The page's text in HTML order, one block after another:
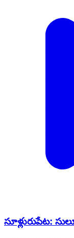
సూళ్లురుపేట: